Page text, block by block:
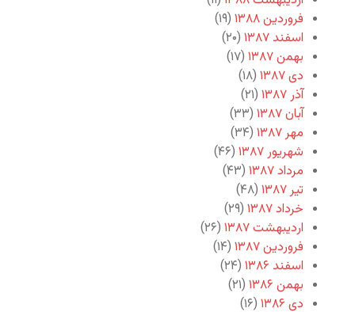
فروردین ۱۳۸۸
(۱۹)
اسفند ۱۳۸۷
(۲۰)
بهمن ۱۳۸۷
(۱۷)
دی ۱۳۸۷
(۱۸)
آذر ۱۳۸۷
(۲۱)
آبان ۱۳۸۷
(۳۳)
مهر ۱۳۸۷
(۳۴)
شهریور ۱۳۸۷
(۴۶)
مرداد ۱۳۸۷
(۴۳)
تیر ۱۳۸۷
(۴۸)
خرداد ۱۳۸۷
(۲۹)
اردیبهشت ۱۳۸۷
(۲۶)
فروردین ۱۳۸۷
(۱۴)
اسفند ۱۳۸۶
(۲۴)
بهمن ۱۳۸۶
(۲۱)
دی ۱۳۸۶
(۱۶)